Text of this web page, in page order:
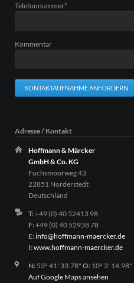
Pflichtfeld
Telefonnummer*
Kommentar
KONTAKTAUFNAHME ANFORDERN
Adresse / Kontakt
Hoffmann & Märcker
GmbH & Co. KG
Fuchsmoorweg 43
22851 Norderstedt
Deutschland
T:+49 (0) 40 52413 98
F:+49 (0) 40 52938 78
E:info@hoffmann-maercker.de
I:www.hoffmann-maercker.de
N:53º 41' 33.78" O:10º 3' 14.98"
Auf Google Maps ansehen